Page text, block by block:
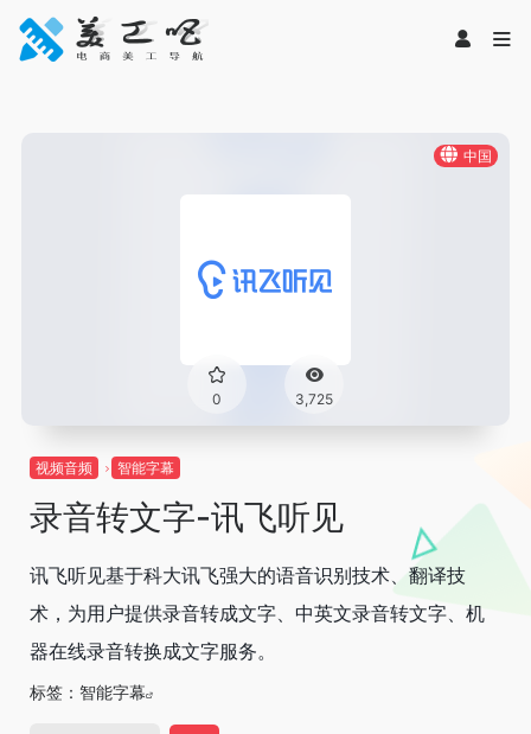
中国
0 3,725
视频音频 智能字幕
录音转文字-讯飞听见
讯飞听见基于科大讯飞强大的语音识别技术、翻译技
术，为用户提供录音转成文字、中英文录音转文字、机
器在线录音转换成文字服务。
标签： 智能字幕